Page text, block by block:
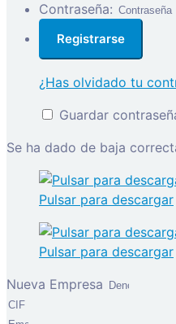
Contraseña:
¿Has olvidado tu
Guardar
Se ha dado de baja
Pulsar para descargar
Pulsar para descargar
Nueva Empresa